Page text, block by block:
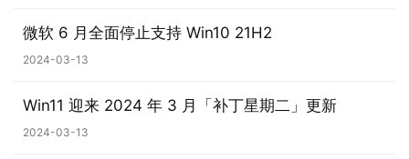
0
C
软
微软 6 月全面停止支持 Win10 21H2
2024-03-13
Win11 迎来 2024 年 3 月「补丁星期二」更新
2024-03-13